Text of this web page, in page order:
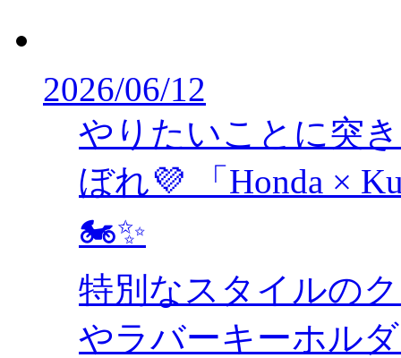
2026/06/12
やりたいことに突
ぼれ💜 「Honda ×
🏍️✨
特別なスタイルの
やラバーキーホル